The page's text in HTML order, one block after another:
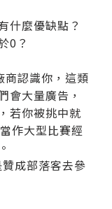
什麼優缺點？
0？
商認識你，這類
會大量廣告，
若你被挑中就
作大型比賽經
成部落客去參